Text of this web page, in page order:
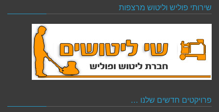
שירותי פוליש וליטוש מרצפות
פרויקטים חדשים שלנו …